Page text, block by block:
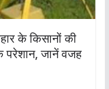
के किसानों की
परेशान, जानें वजह